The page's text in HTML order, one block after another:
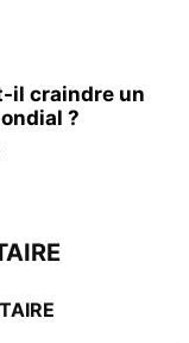
il craindre un
?